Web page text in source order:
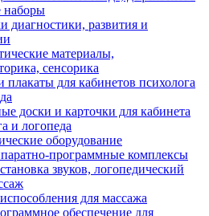
наборы
диагностики, развития и
материалы,
сенсорика
плакаты для кабинетов психолога
доски и карточки для кабинета
и логопеда
оборудование
программные комплексы
звуков, логопедический
для массажа
обеспечение для